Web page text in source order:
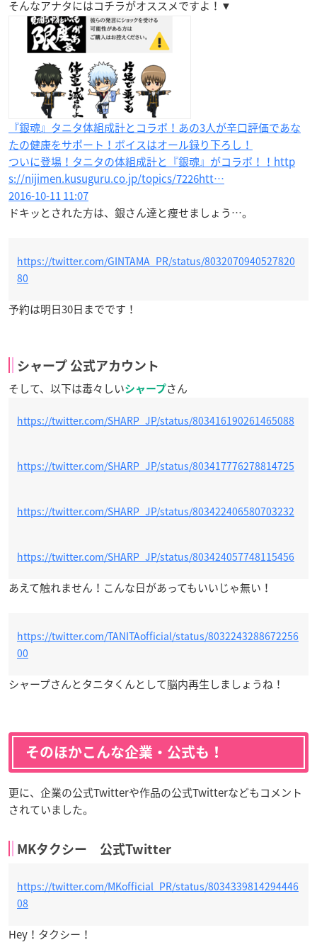
そんなアナタにはコチラがオススメですよ！▼
『銀魂』タニタ体組成計とコラボ！あの3人が辛口評価であな
たの健康をサポート！ボイスはオール録り下ろし！
ついに登場！タニタの体組成計と『銀魂』がコラボ！！http
s://nijimen.kusuguru.co.jp/topics/7226htt…
2016-10-11 11:07
ドキッとされた方は、銀さん達と痩せましょう…。
https://twitter.com/GINTAMA_PR/status/8032070940527820
80
予約は明日30日までです！
シャープ 公式アカウント
そして、以下は毒々しいシャープさん
https://twitter.com/SHARP_JP/status/803416190261465088
https://twitter.com/SHARP_JP/status/803417776278814725
https://twitter.com/SHARP_JP/status/803422406580703232
https://twitter.com/SHARP_JP/status/803424057748115456
あえて触れません！こんな日があってもいいじゃ無い！
https://twitter.com/TANITAofficial/status/8032243288672256
00
シャープさんとタニタくんとして脳内再生しましょうね！
そのほかこんな企業・公式も！
更に、企業の公式Twitterや作品の公式Twitterなどもコメント
されていました。
MKタクシー 公式Twitter
https://twitter.com/MKofficial_PR/status/8034339814294446
08
Hey！タクシー！